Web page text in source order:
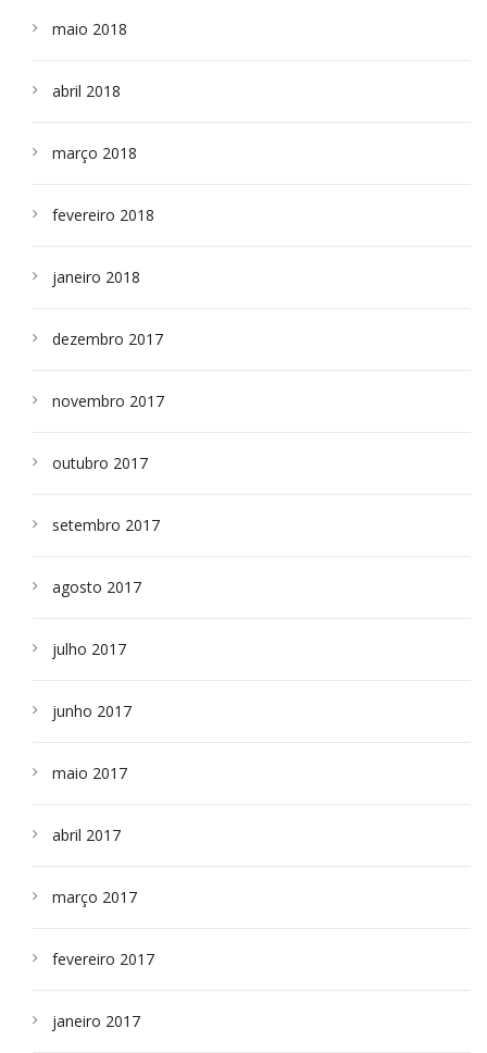
maio 2018
abril 2018
março 2018
fevereiro 2018
janeiro 2018
dezembro 2017
novembro 2017
outubro 2017
setembro 2017
agosto 2017
julho 2017
junho 2017
maio 2017
abril 2017
março 2017
fevereiro 2017
janeiro 2017